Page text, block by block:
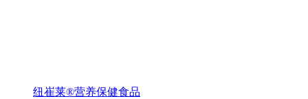
纽崔莱®营养保健食品